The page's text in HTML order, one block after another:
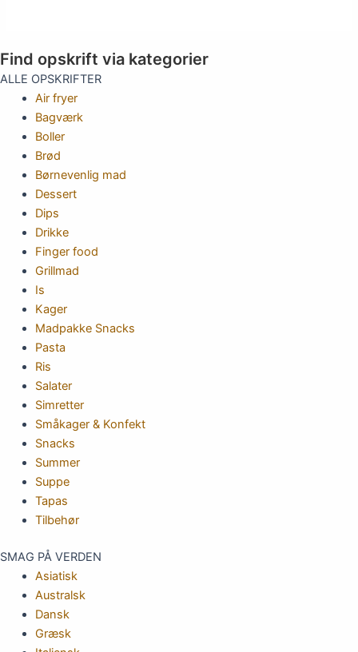
Find opskrift via kategorier
ALLE OPSKRIFTER
Air fryer
Bagværk
Boller
Brød
Børnevenlig mad
Dessert
Dips
Drikke
Finger food
Grillmad
Is
Kager
Madpakke Snacks
Pasta
Ris
Salater
Simretter
Småkager & Konfekt
Snacks
Summer
Suppe
Tapas
Tilbehør
SMAG PÅ VERDEN
Asiatisk
Australsk
Dansk
Græsk